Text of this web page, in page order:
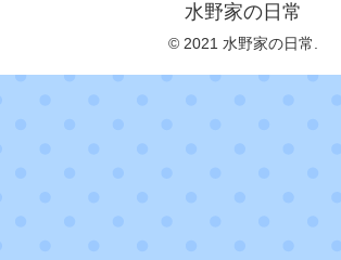
水野家の日常
© 2021 水野家の日常.